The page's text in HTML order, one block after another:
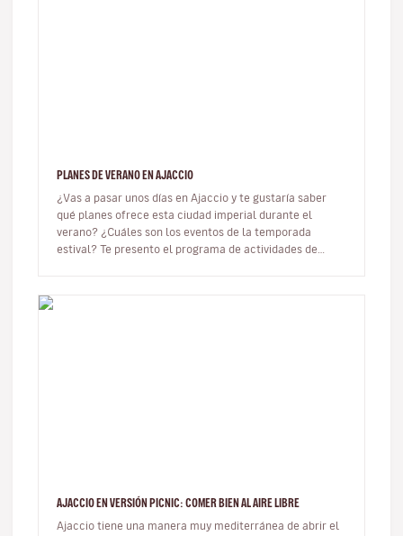
PLANES DE VERANO EN AJACCIO
¿Vas a pasar unos días en Ajaccio y te gustaría saber
qué planes ofrece esta ciudad imperial durante el
verano? ¿Cuáles son los eventos de la temporada
estival? Te presento el programa de actividades de
AJACCIO EN VERSIÓN PICNIC: COMER BIEN AL AIRE LIBRE
Ajaccio tiene una manera muy mediterránea de abrir el